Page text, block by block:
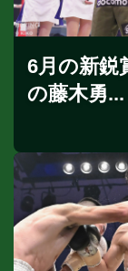
6月の新鋭
の藤木勇...